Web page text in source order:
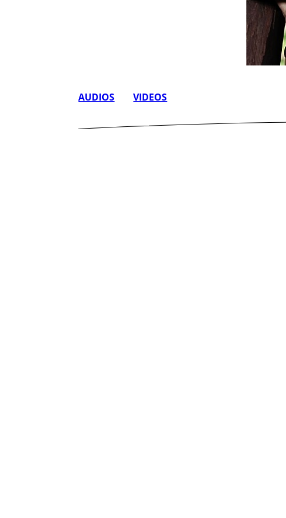
AUDIOS VIDEOS